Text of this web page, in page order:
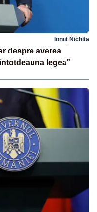
Ionuț Nichita
despre averea
legea”